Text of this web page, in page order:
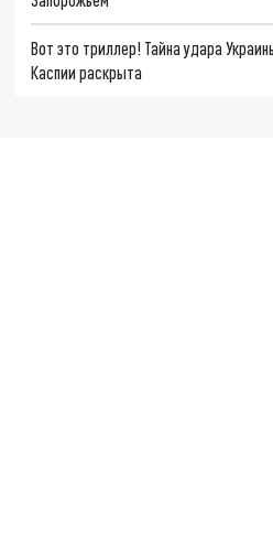
Вот это триллер! Тайна удара
Каспии раскрыта